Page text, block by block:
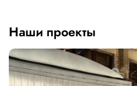
Наши проекты